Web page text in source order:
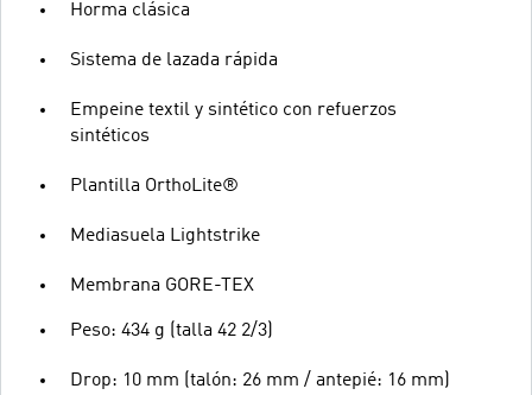
Horma clásica
Sistema de lazada rápida
Empeine textil y sintético con refuerzos
sintéticos
Plantilla OrthoLite®
Mediasuela Lightstrike
Membrana GORE-TEX
Peso: 434 g (talla 42 2/3)
Drop: 10 mm (talón: 26 mm / antepié: 16 mm)